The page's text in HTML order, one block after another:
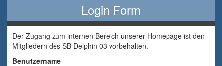
Login Form
Der Zugang zum internen Bereich unserer Homepage ist den
Mitgliedern des SB Delphin 03 vorbehalten.
Benutzername